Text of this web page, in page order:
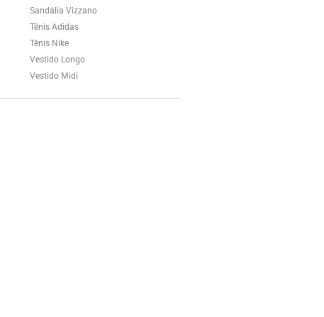
Sandália Vizzano
Tênis Adidas
Tênis Nike
Vestido Longo
Vestido Midi